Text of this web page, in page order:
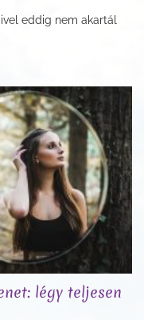
eddig nem akartál
légy teljesen